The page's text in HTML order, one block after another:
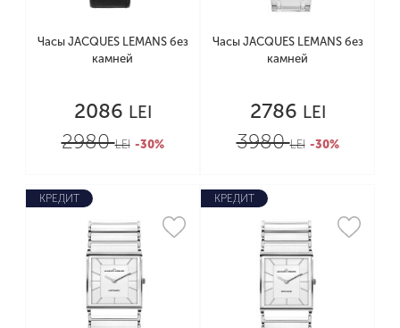
Часы JACQUES LEMANS без
камней
2086 LEI
2980LEI -30%
Часы JACQUES LEMANS без
камней
2786 LEI
3980LEI -30%
КРЕДИТ КРЕДИТ